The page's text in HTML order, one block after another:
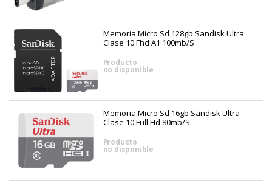
Memoria Micro Sd 128gb Sandisk Ultra
Clase 10 Fhd A1 100mb/s
Producto
no disponible
Memoria Micro Sd 16gb Sandisk Ultra
Clase 10 Full Hd 80mb/s
Producto
no disponible